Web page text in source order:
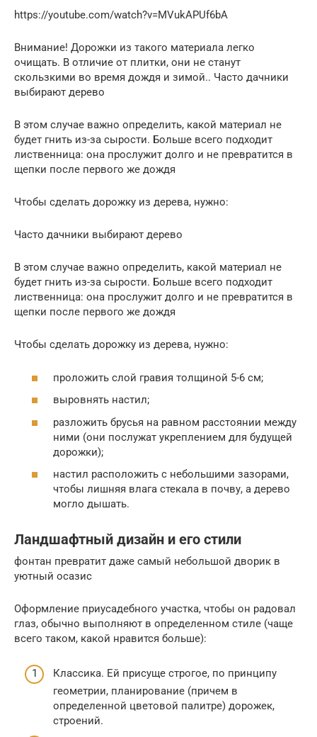
https://youtube.com/watch?v=MVukAPUf6bA
Внимание! Дорожки из такого материала легко
очищать. В отличие от плитки, они не станут
скользкими во время дождя и зимой.. Часто дачники
выбирают дерево
В этом случае важно определить, какой материал не
будет гнить из-за сырости. Больше всего подходит
лиственница: она прослужит долго и не превратится в
щепки после первого же дождя
Чтобы сделать дорожку из дерева, нужно:
Часто дачники выбирают дерево
В этом случае важно определить, какой материал не
будет гнить из-за сырости. Больше всего подходит
лиственница: она прослужит долго и не превратится в
щепки после первого же дождя
Чтобы сделать дорожку из дерева, нужно:
проложить слой гравия толщиной 5-6 см;
выровнять настил;
разложить брусья на равном расстоянии между
ними (они послужат укреплением для будущей
дорожки);
настил расположить с небольшими зазорами,
чтобы лишняя влага стекала в почву, а дерево
могло дышать.
Ландшафтный дизайн и его стили
фонтан превратит даже самый небольшой дворик в
уютный осазис
Оформление приусадебного участка, чтобы он радовал
глаз, обычно выполняют в определенном стиле (чаще
всего таком, какой нравится больше):
Классика. Ей присуще строгое, по принципу
геометрии, планирование (причем в
определенной цветовой палитре) дорожек,
строений.